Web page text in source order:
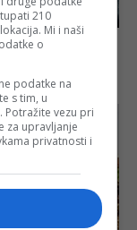
210
Mi i naši
o
podatke na
s tim, u
Potražite vezu pri
za upravljanje
privatnosti i